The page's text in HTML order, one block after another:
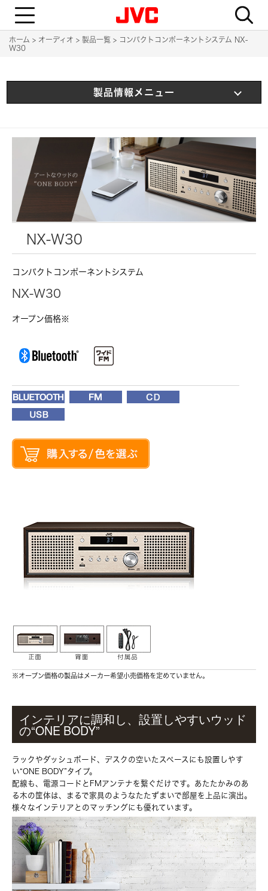
T
l
a
n
ホーム オーディオ 製品一覧
コンパクトコンポーネントシステム NX-
W30
製品情報メニュー
NX-W30
コンパクトコンポーネントシステム
NX-W30
オープン価格※
※オープン価格の製品はメーカー希望小売価格を定めていません。
インテリアに調和し、設置しやすいウッド
の“ONE BODY”
ラックやダッシュボード、デスクの空いたスペースにも設置しやす
い“ONE BODY”タイプ。
配線も、電源コードとFMアンテナを繋ぐだけです。あたたかみのあ
る木の筐体は、まるで家具のようなたたずまいで部屋を上品に演出。
様々なインテリアとのマッチングにも優れています。